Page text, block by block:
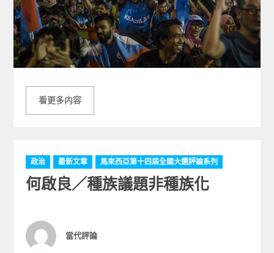
看更多内容
C
a
t
o
r
政治 最新文章 馬來西亞第十四屆全國大選評論系列
何啟良／種族議題非種族化
Author
當代評論